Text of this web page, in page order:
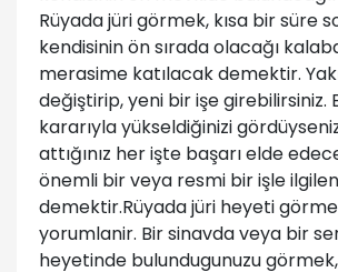
Rüyada jüri görmek, kısa bir süre
kendisinin ön sırada olacağı
merasime katılacak demektir.
değiştirip, yeni bir işe girebilirsiniz.
kararıyla yükseldiğinizi
attığınız her işte başarı elde
önemli bir veya resmi bir işle
demektir.Rüyada jüri heyeti
yorumlanir. Bir sinavda veya bir
heyetinde bulundugunuzu